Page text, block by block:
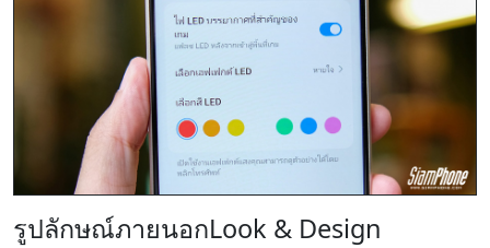
รูปลักษณ์ภายนอกLook & Design